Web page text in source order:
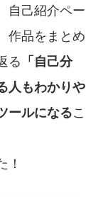
自己紹介ペー
作品をまとめ
る 「自己分
人もわかりや
ールになるこ
！